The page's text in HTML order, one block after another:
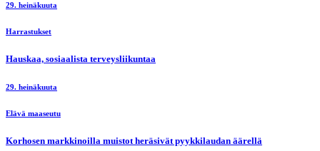
29. heinäkuuta
Harrastukset
Hauskaa, sosiaalista terveysliikuntaa
29. heinäkuuta
Elävä maaseutu
Korhosen markkinoilla muistot heräsivät pyykkilaudan äärellä